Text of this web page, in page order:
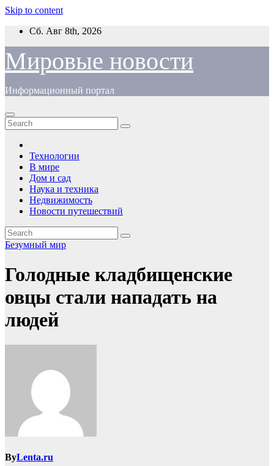
Skip to content
Сб. Авг 8th, 2026
Мировые новости
Информационный портал
Технологии
В мире
Дом и сад
Наука и техника
Недвижимость
Новости путешествий
Безумный мир
Голодные кладбищенские
овцы стали нападать на
людей
ByLenta.ru